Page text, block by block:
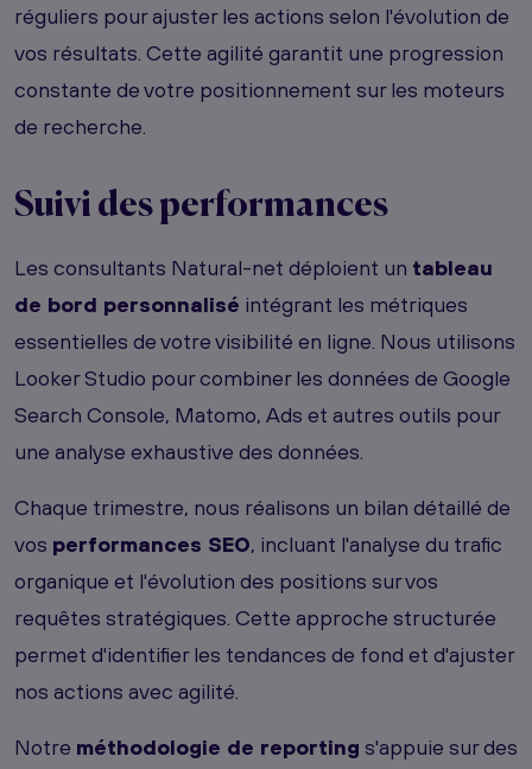
réguliers pour ajuster les actions selon l'évolution de
vos résultats. Cette agilité garantit une progression
constante de votre positionnement sur les moteurs
de recherche.
Suivi des performances
Les consultants Natural-net déploient un tableau
de bord personnalisé intégrant les métriques
essentielles de votre visibilité en ligne. Nous utilisons
Looker Studio pour combiner les données de Google
Search Console, Matomo, Ads et autres outils pour
une analyse exhaustive des données.
Chaque trimestre, nous réalisons un bilan détaillé de
vos performances SEO, incluant l'analyse du trafic
organique et l'évolution des positions sur vos
requêtes stratégiques. Cette approche structurée
permet d'identifier les tendances de fond et d'ajuster
nos actions avec agilité.
Notre méthodologie de reporting s'appuie sur des